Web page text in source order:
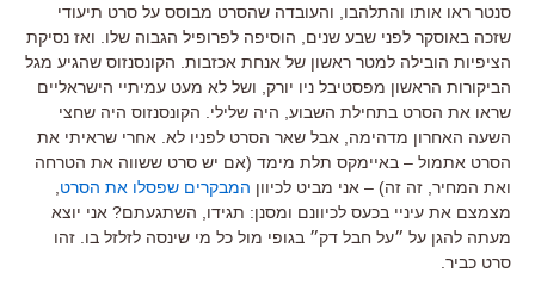
סנטר ראו אותו והתלהבו, והעובדה שהסרט מבוסס על סרט תיעודי
שזכה באוסקר לפני שבע שנים, הוסיפה לפרופיל הגבוה שלו. ואז נסיקת
הציפיות הובילה למטר ראשון של אנחת אכזבות. הקונסנזוס שהגיע מגל
הביקורות הראשון מפסטיבל ניו יורק, ושל לא מעט עמיתיי הישראליים
שראו את הסרט בתחילת השבוע, היה שלילי. הקונסנזוס היה שחצי
השעה האחרון מדהימה, אבל שאר הסרט לפניו לא. אחרי שראיתי את
הסרט אתמול – באיימקס תלת מימד (אם יש סרט ששווה את הטרחה
ואת המחיר, זה זה) – אני מביט לכיוון המבקרים שפסלו את הסרט
מצמצם את עיניי בכעס לכיוונם ומסנן: תגידו, השתגעתם? אני יוצא
מעתה להגן על ״על חבל דק״ בגופי מול כל מי שינסה לזלזל בו. זהו
סרט כביר.